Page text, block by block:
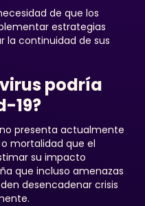
de que los
estrategias
la continuidad de sus
podría
19?
presenta actualmente
mortalidad que el
su impacto
que incluso amenazas
desencadenar crisis